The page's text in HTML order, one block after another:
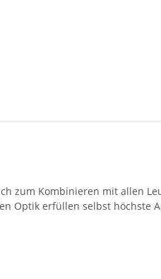
zum Kombinieren mit allen
Optik erfüllen selbst